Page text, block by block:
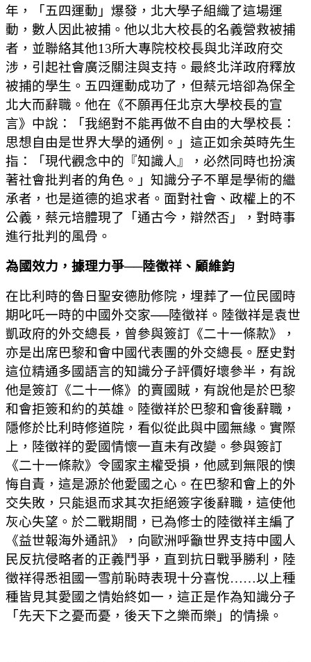
年，「五四運動」爆發，北大學子組織了這場運
動，數人因此被捕。他以北大校長的名義營救被捕
者，並聯絡其他13所大專院校校長與北洋政府交
涉，引起社會廣泛關注與支持。最終北洋政府釋放
被捕的學生。五四運動成功了，但蔡元培卻為保全
北大而辭職。他在《不願再任北京大學校長的宣
言》中說：「我絕對不能再做不自由的大學校長：
思想自由是世界大學的通例。」這正如余英時先生
指：「現代觀念中的『知識人』，必然同時也扮演
著社會批判者的角色。」知識分子不單是學術的繼
承者，也是道德的追求者。面對社會、政權上的不
公義，蔡元培體現了「通古今，辯然否」，對時事
進行批判的風骨。
為國效力，據理力爭──陸徵祥、顧維鈞
在比利時的魯日聖安德肋修院，埋葬了一位民國時
期叱吒一時的中國外交家──陸徵祥。陸徵祥是袁世
凱政府的外交總長，曾參與簽訂《二十一條款》，
亦是出席巴黎和會中國代表團的外交總長。歷史對
這位精通多國語言的知識分子評價好壞參半，有說
他是簽訂《二十一條》的賣國賊，有說他是於巴黎
和會拒簽和約的英雄。陸徵祥於巴黎和會後辭職，
隱修於比利時修道院，看似從此與中國無緣。實際
上，陸徵祥的愛國情懷一直未有改變。參與簽訂
《二十一條款》令國家主權受損，他感到無限的懊
悔自責，這是源於他愛國之心。在巴黎和會上的外
交失敗，只能退而求其次拒絕簽字後辭職，這使他
灰心失望。於二戰期間，已為修士的陸徵祥主編了
《益世報海外通訊》，向歐洲呼籲世界支持中國人
民反抗侵略者的正義鬥爭，直到抗日戰爭勝利，陸
徵祥得悉祖國一雪前恥時表現十分喜悅……以上種
種皆見其愛國之情始終如一，這正是作為知識分子
「先天下之憂而憂，後天下之樂而樂」的情操。